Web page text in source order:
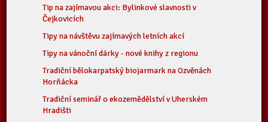
Tip na zajímavou akci: Bylinkové slavnosti v
Čejkovicích
Tipy na návštěvu zajímavých letních akcí
Tipy na vánoční dárky - nové knihy z regionu
Tradiční bělokarpatský biojarmark na Ozvěnách
Horňácka
Tradiční seminář o ekozemědělství v Uherském
Hradišti